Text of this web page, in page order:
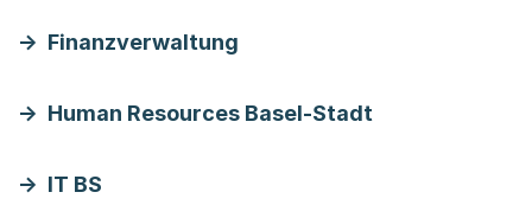
Finanzverwaltung
Human Resources Basel-Stadt
IT BS